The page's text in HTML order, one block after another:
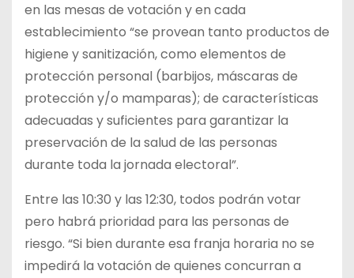
en las mesas de votación y en cada
establecimiento “se provean tanto productos de
higiene y sanitización, como elementos de
protección personal (barbijos, máscaras de
protección y/o mamparas); de características
adecuadas y suficientes para garantizar la
preservación de la salud de las personas
durante toda la jornada electoral”.
Entre las 10:30 y las 12:30, todos podrán votar
pero habrá prioridad para las personas de
riesgo. “Si bien durante esa franja horaria no se
impedirá la votación de quienes concurran a